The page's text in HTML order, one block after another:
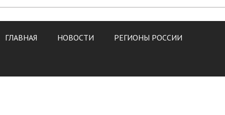
ГЛАВНАЯ НОВОСТИ РЕГИОНЫ РОССИИ